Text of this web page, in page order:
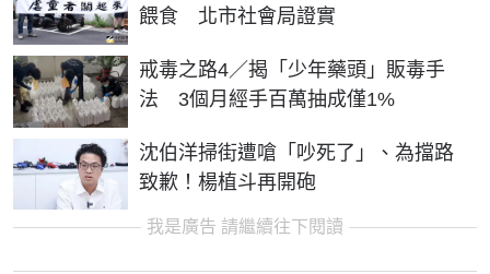
餵食 北市社會局證實
戒毒之路4／揭「少年藥頭」販毒手
法 3個月經手百萬抽成僅1%
沈伯洋掃街遭嗆「吵死了」、為擋路
致歉！楊植斗再開砲
我是廣告 請繼續往下閱讀